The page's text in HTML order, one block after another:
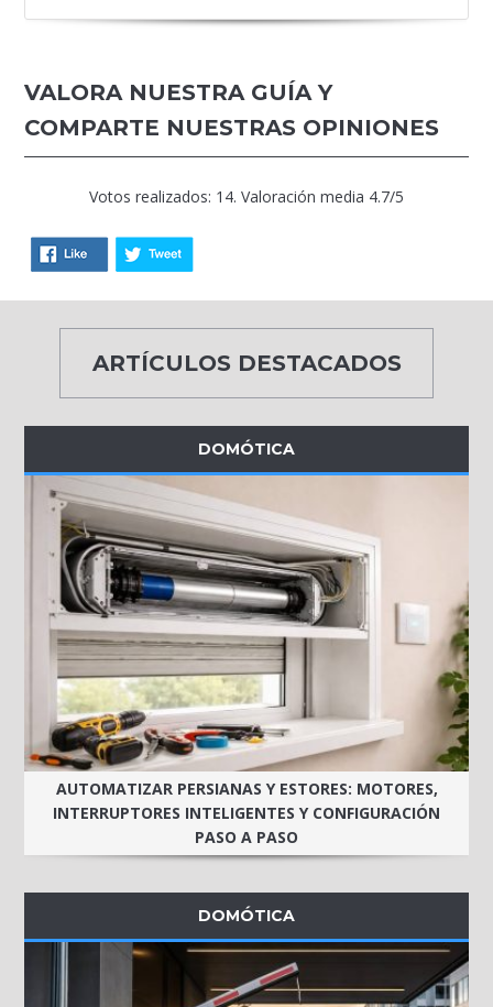
VALORA NUESTRA GUÍA Y
COMPARTE NUESTRAS OPINIONES
Votos realizados: 14. Valoración media 4.7/5
ARTÍCULOS DESTACADOS
DOMÓTICA
AUTOMATIZAR PERSIANAS Y ESTORES: MOTORES,
INTERRUPTORES INTELIGENTES Y CONFIGURACIÓN
PASO A PASO
DOMÓTICA